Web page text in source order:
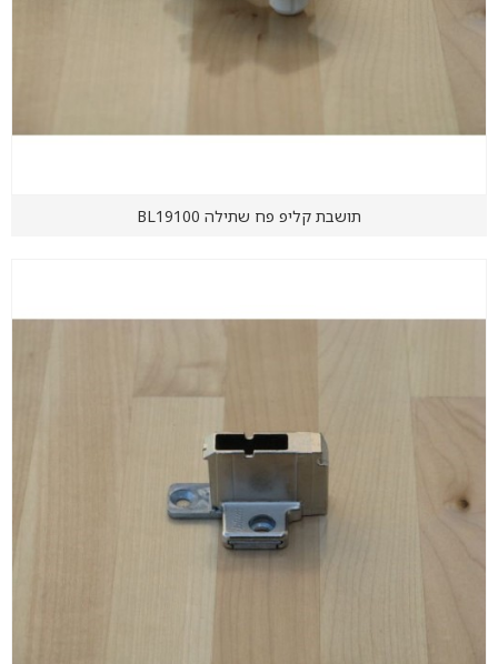
תושבת קליפ פח שתילה BL19100